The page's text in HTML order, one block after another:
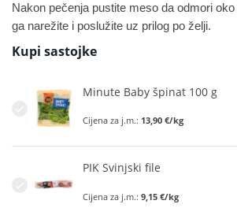
Nakon pečenja pustite meso da odmori
ga narežite i poslužite uz prilog po želji.
Kupi sastojke
Minute Baby špinat 100 g
Cijena za j.m.: 13,90 €/kg
PIK Svinjski file
Cijena za j.m.: 9,15 €/kg